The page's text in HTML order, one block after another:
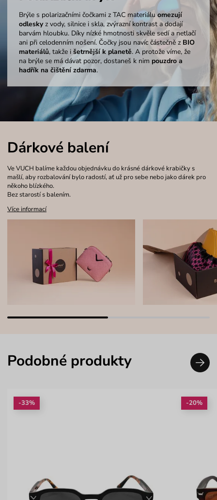
Brýle s polarizačními čočkami z TAC materiáluomezují
odleskyz vody, silnice i skla, zvýrazní kontrast a dodají
barvám hloubku. Díky nízké hmotnosti skvěle sedí a netlačí
ani při celodenním nošení. Čočky jsou navíc částečně z BIO
materiálů, takže i šetrnější k planetě. A protože víme, že
na brýle se má dávat pozor, dostaneš k nim pouzdro a
hadřík na čištění zdarma.
Dárkové balení
Ve VUCH balíme každou objednávku do krásné dárkové krabičky s
mašlí, aby rozbalování bylo radostí, ať už pro sebe nebo jako dárek pro
někoho blízkého.
Bez starostí s balením.
Více informací
Podobné produkty
-33% -20%